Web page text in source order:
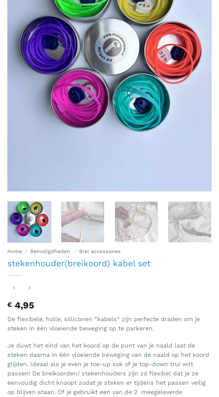
Home / Benodigdheden / Brei accessoires
stekenhouder(breikoord) kabel set
€ 4,95
De flexibele, holle, silliconen “kabels” zijn perfecte draden om je
steken in één vloeiende beweging op te parkeren.
Je duwt het eind van het koord op de punt van je naald laat de
steken daarna in één vloeiende beweging van de naald op het koord
glijden. Ideaal als je even je toe-up sok of je top-down trui wilt
passen! De breikoorden/ stekenhouders zijn zó flexibel dat je ze
eenvoudig dicht knoopt zodat je steken er tijdens het passen veilig
op blijven staan. Of je gebruikt een van de 2 meegeleverde